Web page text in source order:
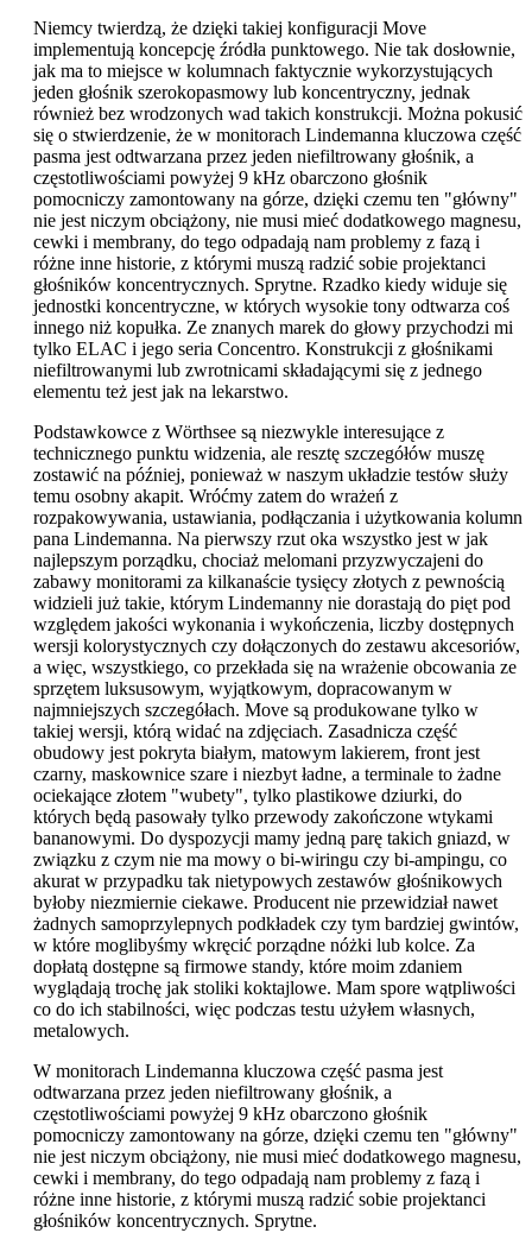
Niemcy twierdzą, że dzięki takiej konfiguracji Move
implementują koncepcję źródła punktowego. Nie tak dosłownie,
jak ma to miejsce w kolumnach faktycznie wykorzystujących
jeden głośnik szerokopasmowy lub koncentryczny, jednak
również bez wrodzonych wad takich konstrukcji. Można pokusić
się o stwierdzenie, że w monitorach Lindemanna kluczowa część
pasma jest odtwarzana przez jeden niefiltrowany głośnik, a
częstotliwościami powyżej 9 kHz obarczono głośnik
pomocniczy zamontowany na górze, dzięki czemu ten "główny"
nie jest niczym obciążony, nie musi mieć dodatkowego magnesu,
cewki i membrany, do tego odpadają nam problemy z fazą i
różne inne historie, z którymi muszą radzić sobie projektanci
głośników koncentrycznych. Sprytne. Rzadko kiedy widuje się
jednostki koncentryczne, w których wysokie tony odtwarza coś
innego niż kopułka. Ze znanych marek do głowy przychodzi mi
tylko ELAC i jego seria Concentro. Konstrukcji z głośnikami
niefiltrowanymi lub zwrotnicami składającymi się z jednego
elementu też jest jak na lekarstwo.
Podstawkowce z Wörthsee są niezwykle interesujące z
technicznego punktu widzenia, ale resztę szczegółów muszę
zostawić na później, ponieważ w naszym układzie testów służy
temu osobny akapit. Wróćmy zatem do wrażeń z
rozpakowywania, ustawiania, podłączania i użytkowania kolumn
pana Lindemanna. Na pierwszy rzut oka wszystko jest w jak
najlepszym porządku, chociaż melomani przyzwyczajeni do
zabawy monitorami za kilkanaście tysięcy złotych z pewnością
widzieli już takie, którym Lindemanny nie dorastają do pięt pod
względem jakości wykonania i wykończenia, liczby dostępnych
wersji kolorystycznych czy dołączonych do zestawu akcesoriów,
a więc, wszystkiego, co przekłada się na wrażenie obcowania ze
sprzętem luksusowym, wyjątkowym, dopracowanym w
najmniejszych szczegółach. Move są produkowane tylko w
takiej wersji, którą widać na zdjęciach. Zasadnicza część
obudowy jest pokryta białym, matowym lakierem, front jest
czarny, maskownice szare i niezbyt ładne, a terminale to żadne
ociekające złotem "wubety", tylko plastikowe dziurki, do
których będą pasowały tylko przewody zakończone wtykami
bananowymi. Do dyspozycji mamy jedną parę takich gniazd, w
związku z czym nie ma mowy o bi-wiringu czy bi-ampingu, co
akurat w przypadku tak nietypowych zestawów głośnikowych
byłoby niezmiernie ciekawe. Producent nie przewidział nawet
żadnych samoprzylepnych podkładek czy tym bardziej gwintów,
w które moglibyśmy wkręcić porządne nóżki lub kolce. Za
dopłatą dostępne są firmowe standy, które moim zdaniem
wyglądają trochę jak stoliki koktajlowe. Mam spore wątpliwości
co do ich stabilności, więc podczas testu użyłem własnych,
metalowych.
W monitorach Lindemanna kluczowa część pasma jest
odtwarzana przez jeden niefiltrowany głośnik, a
częstotliwościami powyżej 9 kHz obarczono głośnik
pomocniczy zamontowany na górze, dzięki czemu ten "główny"
nie jest niczym obciążony, nie musi mieć dodatkowego magnesu,
cewki i membrany, do tego odpadają nam problemy z fazą i
różne inne historie, z którymi muszą radzić sobie projektanci
głośników koncentrycznych. Sprytne.